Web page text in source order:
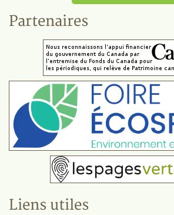
Partenaires
Liens utiles